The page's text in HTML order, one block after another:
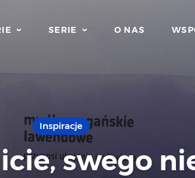
SERIE O NAS
Inspiracje
swego